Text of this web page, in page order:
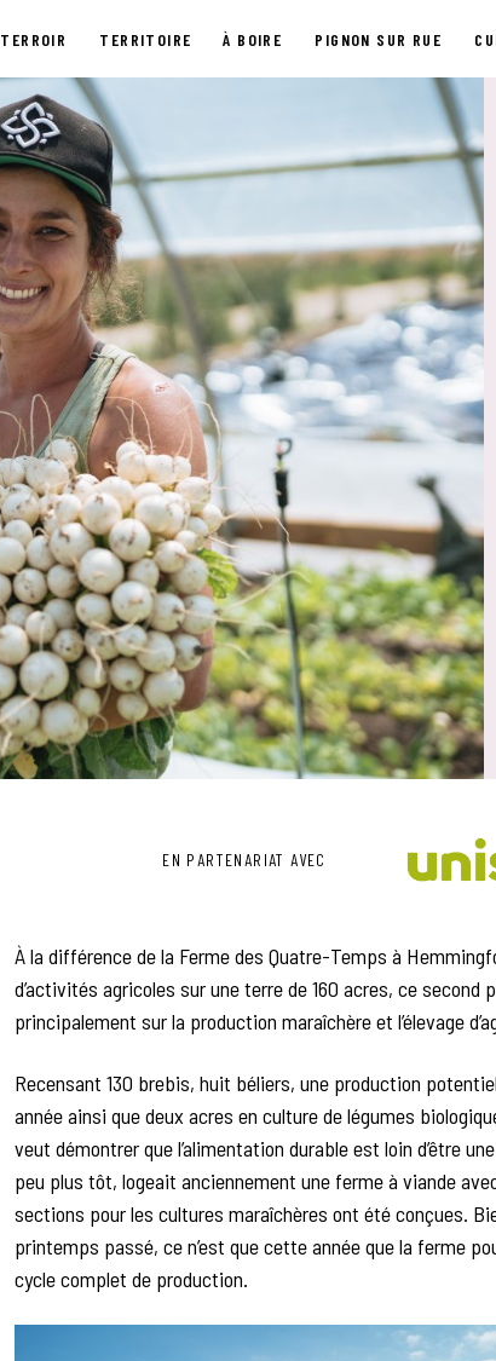
TERROIR TERRITOIRE À BOIRE PIGNON SUR RUE
EN PARTENARIAT AVEC
À la différence de la Ferme des Quatre-Temps à
d’activités agricoles sur une terre de 160 acres, ce
principalement sur la production maraîchère et l’élevage
Recensant 130 brebis, huit béliers, une production
année ainsi que deux acres en culture de légumes
veut démontrer que l’alimentation durable est loin d’être
peu plus tôt, logeait anciennement une ferme à viande
sections pour les cultures maraîchères ont été conçues.
printemps passé, ce n’est que cette année que la ferme
cycle complet de production.